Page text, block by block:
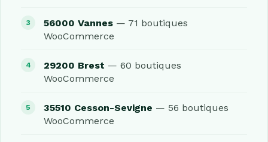
56000 Vannes — 71 boutiques
WooCommerce
29200 Brest — 60 boutiques
WooCommerce
35510 Cesson-Sevigne — 56 boutiques
WooCommerce